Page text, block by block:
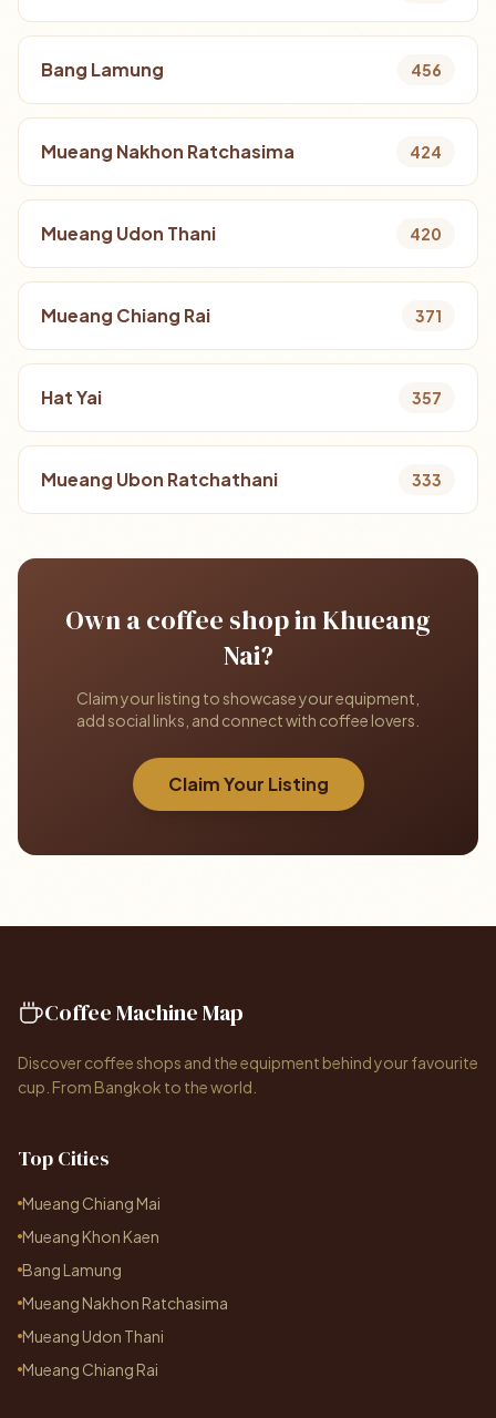
Bang Lamung 456
Mueang Nakhon Ratchasima 424
Mueang Udon Thani 420
Mueang Chiang Rai 371
Hat Yai 357
Mueang Ubon Ratchathani 333
Own a coffee shop in Khueang
Nai?
Claim your listing to showcase your equipment,
add social links, and connect with coffee lovers.
Claim Your Listing
Coffee Machine Map
Discover coffee shops and the equipment behind your favourite
cup. From Bangkok to the world.
Top Cities
Mueang Chiang Mai
Mueang Khon Kaen
Bang Lamung
Mueang Nakhon Ratchasima
Mueang Udon Thani
Mueang Chiang Rai